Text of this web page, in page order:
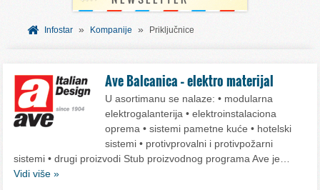
SVET INFORMACIJA
Infostar » Kompanije » Priključnice
Ave Balcanica – elektro materijal
U asortimanu se nalaze: • modularna
elektrogalanterija • elektroinstalaciona
oprema • sistemi pametne kuće • hotelski
sistemi • protivprovalni i protivpožarni
sistemi • drugi proizvodi Stub proizvodnog programa Ave je…
Vidi više »